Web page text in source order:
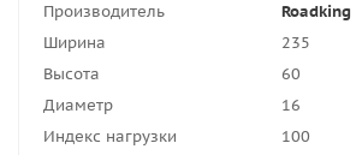
Производитель
Roadking
Ширина
235
Высота
60
Диаметр
16
Индекс нагрузки
100